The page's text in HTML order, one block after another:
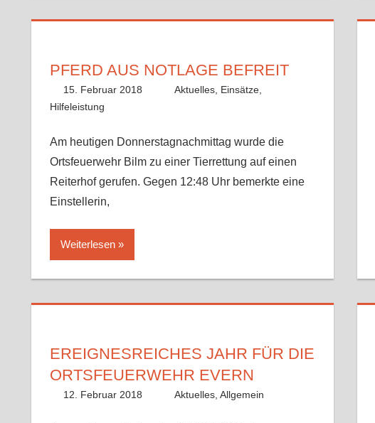
PFERD AUS NOTLAGE BEFREIT
15. Februar 2018 Fabian
Aktuelles, Einsätze,
Hilfeleistung
Am heutigen Donnerstagnachmittag wurde die
Ortsfeuerwehr Bilm zu einer Tierrettung auf einen
Reiterhof gerufen. Gegen 12:48 Uhr bemerkte eine
Einstellerin,
Weiterlesen
EREIGNESREICHES JAHR FÜR DIE
ORTSFEUERWEHR EVERN
12. Februar 2018 Fabian
Aktuelles, Allgemein